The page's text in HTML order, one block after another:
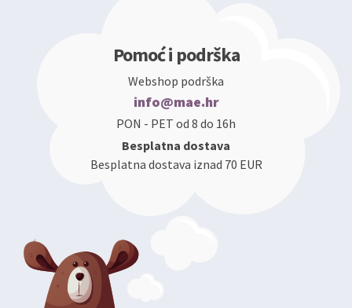
Pomoć i podrška
Webshop podrška
info@mae.hr
PON - PET od 8 do 16h
Besplatna dostava
Besplatna dostava iznad 70 EUR